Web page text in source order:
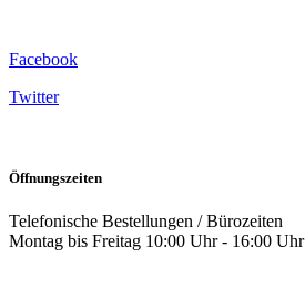
Facebook
Twitter
Öffnungszeiten
Telefonische Bestellungen / Bürozeiten
Montag bis Freitag 10:00 Uhr - 16:00 Uhr